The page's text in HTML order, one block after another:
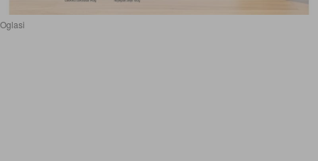
Oglasi